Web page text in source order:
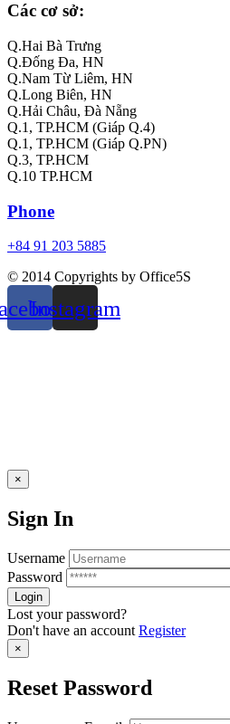
Các cơ sở:
Q.Hai Bà Trưng
Q.Đống Đa, HN
Q.Nam Từ Liêm, HN
Q.Long Biên, HN
Q.Hải Châu, Đà Nẵng
Q.1, TP.HCM (Giáp Q.4)
Q.1, TP.HCM (Giáp Q.PN)
Q.3, TP.HCM
Q.10 TP.HCM
Phone
+84 91 203 5885
© 2014 Copyrights by Office5S
Instagram
×
Sign In
Username
Password
Lost your password?
Don't have an account Register
×
Reset Password